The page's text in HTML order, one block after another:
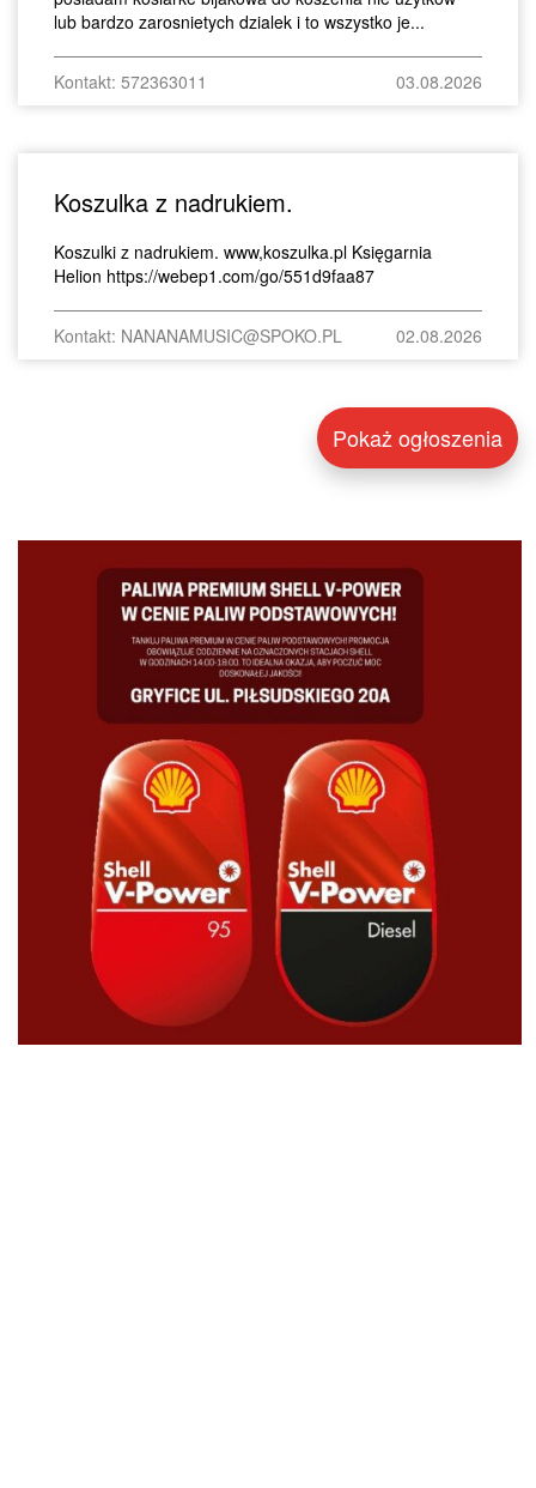
lub bardzo zarosnietych dzialek i to wszystko je...
Kontakt: 572363011 03.08.2026
Koszulka z nadrukiem.
Koszulki z nadrukiem. www,koszulka.pl Księgarnia
Helion https://webep1.com/go/551d9faa87
Kontakt: NANANAMUSIC@SPOKO.PL 02.08.2026
Pokaż ogłoszenia